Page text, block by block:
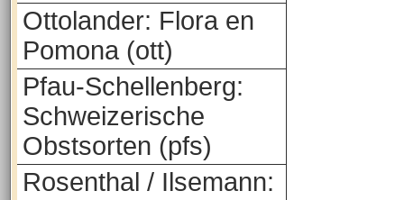
Ottolander: Flora en
Pomona (ott)
Pfau-Schellenberg:
Schweizerische
Obstsorten (pfs)
Rosenthal / Ilsemann: